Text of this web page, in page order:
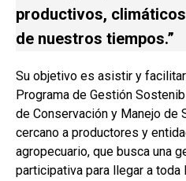
productivos,
de nuestros tiempos.”
Su objetivo es asistir y
Programa de Gestión
de Conservación y Manejo de
cercano a productores y
agropecuario, que busca una
participativa para llegar a toda